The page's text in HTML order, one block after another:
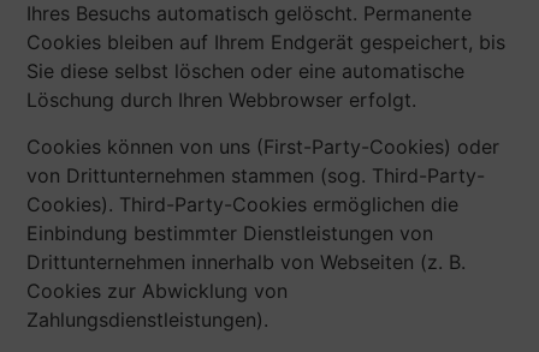
Ihres Besuchs automatisch gelöscht. Permanente
Cookies bleiben auf Ihrem Endgerät gespeichert, bis
Sie diese selbst löschen oder eine automatische
Löschung durch Ihren Webbrowser erfolgt.
Cookies können von uns (First-Party-Cookies) oder
von Drittunternehmen stammen (sog. Third-Party-
Cookies). Third-Party-Cookies ermöglichen die
Einbindung bestimmter Dienstleistungen von
Drittunternehmen innerhalb von Webseiten (z. B.
Cookies zur Abwicklung von
Zahlungsdienstleistungen).